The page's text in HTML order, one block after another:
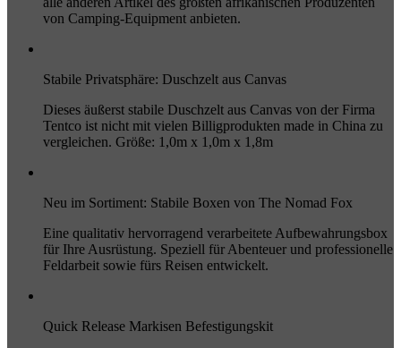
von Camping-Equipment anbieten.
Stabile Privatsphäre: Duschzelt aus Canvas
Dieses äußerst stabile Duschzelt aus Canvas von der Firma
Tentco ist nicht mit vielen Billigprodukten made in China zu
vergleichen. Größe: 1,0m x 1,0m x 1,8m
Neu im Sortiment: Stabile Boxen von The Nomad Fox
Eine qualitativ hervorragend verarbeitete Aufbewahrungsbox
für Ihre Ausrüstung. Speziell für Abenteuer und professionelle
Feldarbeit sowie fürs Reisen entwickelt.
Quick Release Markisen Befestigungskit